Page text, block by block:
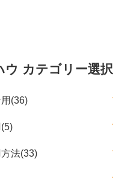
ウ カテゴリー選択
(36)
法(33)